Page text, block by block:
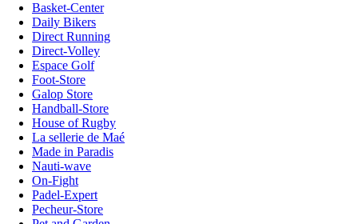
Basket-Center
Daily Bikers
Direct Running
Direct-Volley
Espace Golf
Foot-Store
Galop Store
Handball-Store
House of Rugby
La sellerie de Maé
Made in Paradis
Nauti-wave
On-Fight
Padel-Expert
Pecheur-Store